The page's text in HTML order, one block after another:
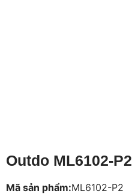
Outdo ML6102-P2
Mã sản phẩm:ML6102-P2